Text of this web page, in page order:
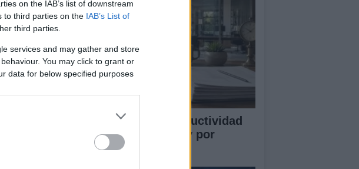
on the IAB’s list of downstream
to third parties on the IAB’s List of
third parties.
services and may gather and store
You may click to grant or
data for below specified purposes
Cómo medir la productividad
por hora trabajada y por
trabajador